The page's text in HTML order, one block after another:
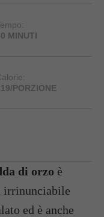
MINUTI
PORZIONE
di orzo è
irrinunciabile
ed è anche